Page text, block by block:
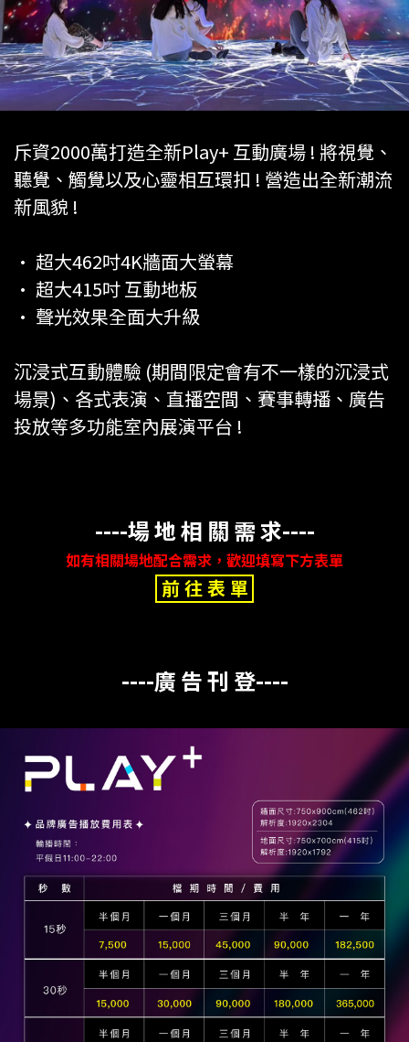
斥資2000萬打造全新Play+ 互動廣場 ! 將視覺、
聽覺、觸覺以及心靈相互環扣 ! 營造出全新潮流
新風貌 !
• 超大462吋4K牆面大螢幕
• 超大415吋 互動地板
• 聲光效果全面大升級
沉浸式互動體驗 (期間限定會有不一樣的沉浸式
場景)、各式表演、直播空間、賽事轉播、廣告
投放等多功能室內展演平台 !
----場 地 相 關 需 求----
如有相關場地配合需求，歡迎填寫下方表單
前 往 表 單
----廣 告 刊 登----